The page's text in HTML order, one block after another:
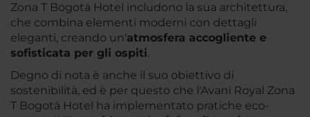
Zona T Bogotá Hotel includono la sua architettura,
che combina elementi moderni con dettagli
eleganti, creando un'atmosfera accogliente e
sofisticata per gli ospiti.
Degno di nota è anche il suo obiettivo di
sostenibilità, ed è per questo che l'Avani Royal Zona
T Bogotá Hotel ha implementato pratiche eco-